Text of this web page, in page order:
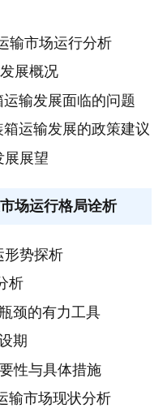
输市场运行分析
展概况
输发展面临的问题
运输发展的政策建议
展展望
场运行格局诠析
形势探析
析
颈的有力工具
期
性与具体措施
输市场现状分析